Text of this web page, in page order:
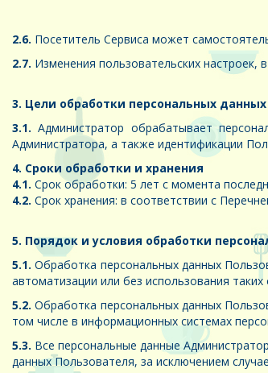
2.6. Посетитель Сервиса может
2.7. Изменения пользовательских настроек,
3. Цели обработки персональных данных
3.1. Администратор обрабатывает
Администратора, а также идентификации
4. Сроки обработки и хранения
4.1. Срок обработки: 5 лет с момента
4.2. Срок хранения: в соответствии с
5. Порядок и условия обработки
5.1. Обработка персональных данных
автоматизации или без использования таких
5.2. Обработка персональных данных
том числе в информационных системах
5.3. Все персональные данные
данных Пользователя, за исключением